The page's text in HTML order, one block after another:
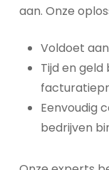
aan. Onze
Voldoet
Tijd en
Eenvoudig
bedrijven